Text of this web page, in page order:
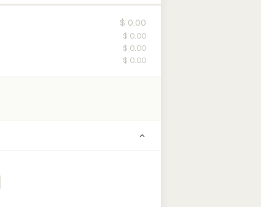
$ 0.00
$ 0.00
$ 0.00
$ 0.00